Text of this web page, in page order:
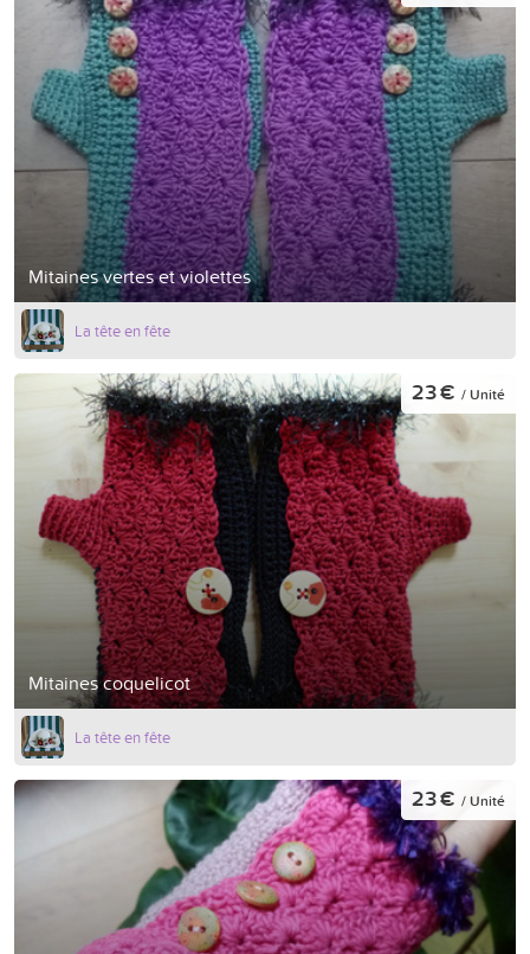
Mitaines vertes et violettes
La tête en fête
Mitaines coquelicot
23 € / Unité
La tête en fête
23 € / Unité